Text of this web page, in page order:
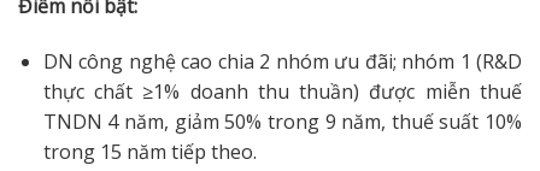
Điểm nổi bật:
DN công nghệ cao chia 2 nhóm ưu đãi; nhóm 1 (R&D
thực chất ≥1% doanh thu thuần) được miễn thuế
TNDN 4 năm, giảm 50% trong 9 năm, thuế suất 10%
trong 15 năm tiếp theo.